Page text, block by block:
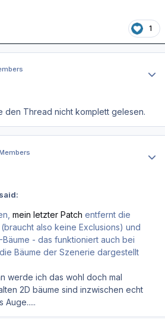
1
den Thread nicht komplett gelesen.
mein letzter Patch entfernt die
also keine Exclusions) und
- das funktioniert auch bei
Bäume der Szenerie dargestellt
werde ich das wohl doch mal
2D bäume sind inzwischen echt
Auge.....